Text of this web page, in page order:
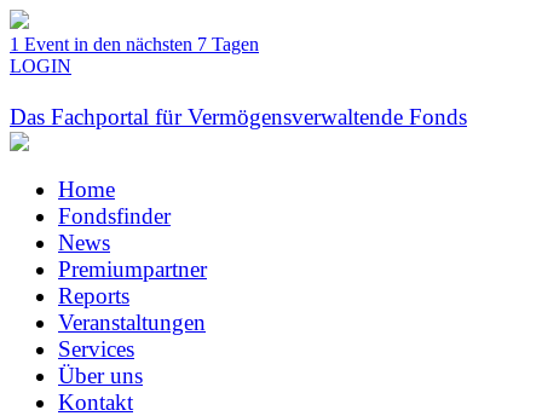
1 Event in den nächsten 7 Tagen
LOGIN
Das Fachportal für Vermögensverwaltende Fonds
Home
Fondsfinder
News
Premiumpartner
Reports
Veranstaltungen
Services
Über uns
Kontakt